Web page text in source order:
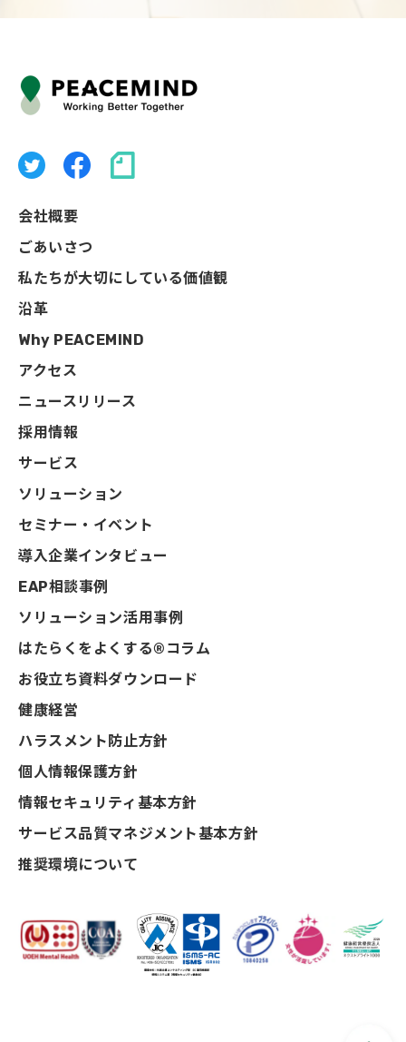
会社概要
ごあいさつ
私たちが大切にしている価値観
沿革
Why PEACEMIND
アクセス
ニュースリリース
採用情報
サービス
ソリューション
セミナー・イベント
導入企業インタビュー
EAP相談事例
ソリューション活用事例
はたらくをよくする®コラム
お役立ち資料ダウンロード
健康経営
ハラスメント防止方針
個人情報保護方針
情報セキュリティ基本方針
サービス品質マネジメント基本方針
推奨環境について